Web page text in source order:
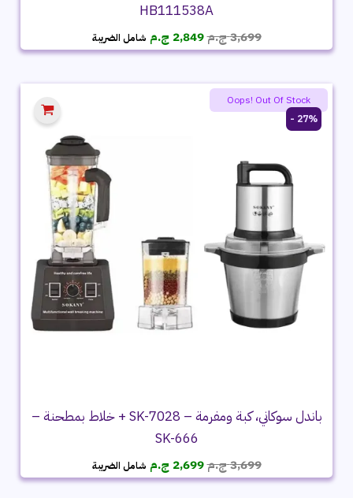
HB111538A
3,699ج.مالسعر
الأصلي
3,699 ج.م.
2,849 ج.م السعر
الحالي
2,849 ج.م.
شامل الضريبة
27% -
باندل سوكاني، كبة ومفرمة – SK-7028 + خلاط بمطحنة –
SK-666
3,699ج.مالسعر
الأصلي
2,699 ج.م السعر
الحالي
شامل الضريبة
Oops! Out Of Stock